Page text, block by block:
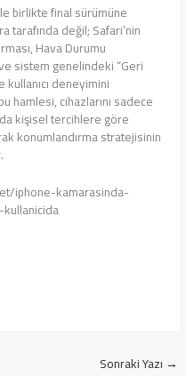
birlikte final sürümüne
tarafında değil; Safari’nin
Hava Durumu
sistem genelindeki “Geri
deneyimini
hamlesi, cihazlarını sadece
kişisel tercihlere göre
konumlandırma stratejisinin
iphone-kamarasinda-
Sonraki Yazı →